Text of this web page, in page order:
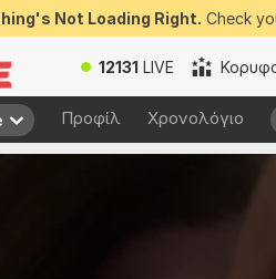
Not Loading Right. Check
12131 LIVE
Προφίλ Χρονολόγιο